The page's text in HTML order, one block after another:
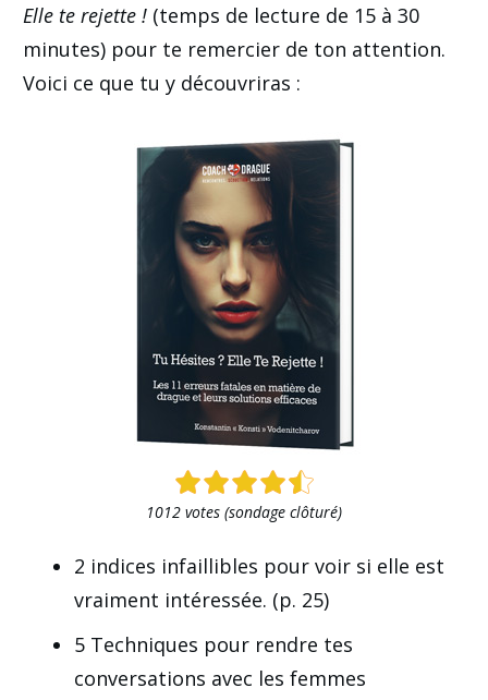
Elle te rejette ! (temps de lecture de 15 à 30
minutes) pour te remercier de ton attention.
Voici ce que tu y découvriras :
1012 votes (sondage clôturé)
2 indices infaillibles pour voir si elle est
vraiment intéressée. (p. 25)
5 Techniques pour rendre tes
conversations avec les femmes